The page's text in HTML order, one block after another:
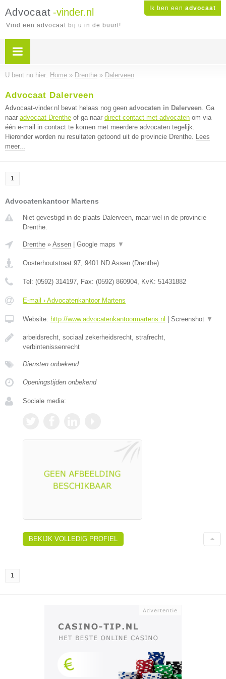
Ik ben een advocaat
Advocaat -vinder.nl
Vind een advocaat bij u in de buurt!
U bent nu hier: Home » Drenthe » Dalerveen
Advocaat Dalerveen
Advocaat-vinder.nl bevat helaas nog geen advocaten in Dalerveen. Ga
naar advocaat Drenthe of ga naar direct contact met advocaten om via
één e-mail in contact te komen met meerdere advocaten tegelijk.
Hieronder worden nu resultaten getoond uit de provincie Drenthe. Lees
meer...
1
Advocatenkantoor Martens
Niet gevestigd in de plaats Dalerveen, maar wel in de provincie
Drenthe.
Drenthe » Assen Google maps ▼
Oosterhoutstraat 97, 9401 ND Assen (Drenthe)
Tel: (0592) 314197, Fax: (0592) 860904, KvK: 51431882
E-mail › Advocatenkantoor Martens
Website: http://www.advocatenkantoormartens.nl Screenshot ▼
arbeidsrecht, sociaal zekerheidsrecht, strafrecht,
verbintenissenrecht
Diensten onbekend
Openingstijden onbekend
Sociale media:
BEKIJK VOLLEDIG PROFIEL
1